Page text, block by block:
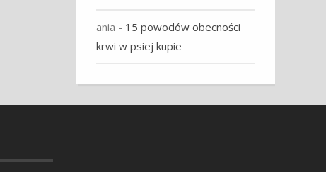
ania - 15 powodów obecności
krwi w psiej kupie